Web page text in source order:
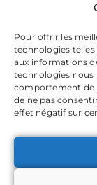
Pour offrir les
technologies
aux informations
technologies nous
comportement de
de ne pas
effet négatif sur